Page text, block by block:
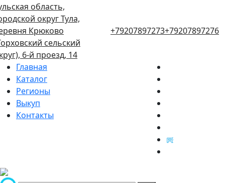
область,
округ Тула,
Крюково
сельский
6-й проезд, 14
+79207897273+79207897276
Главная
Каталог
Регионы
Выкуп
Контакты